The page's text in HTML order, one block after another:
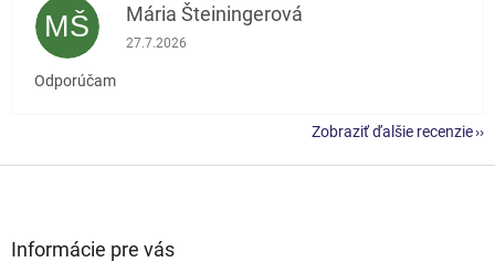
MŠ Mária Šteiningerová
Hodnotenie obchodu je 5 z 5 hviezdičiek.
27.7.2026
Odporúčam
Zobraziť ďalšie recenzie
Informácie pre vás